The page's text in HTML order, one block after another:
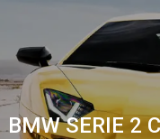
BMW SERIE 2